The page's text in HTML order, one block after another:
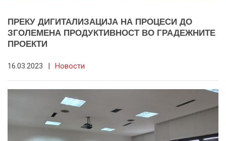
ПРЕКУ ДИГИТАЛИЗАЦИЈА НА ПРОЦЕСИ ДО
ЗГОЛЕМЕНА ПРОДУКТИВНОСТ ВО ГРАДЕЖНИТЕ
ПРОЕКТИ
16.03.2023 | Новости